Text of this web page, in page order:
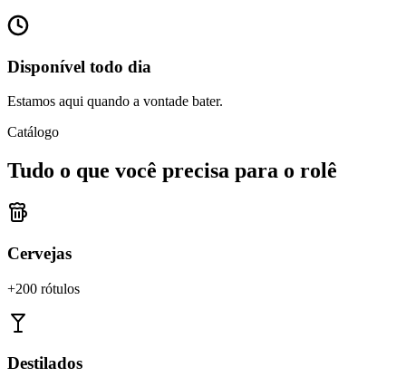
Disponível todo dia
Estamos aqui quando a vontade bater.
Catálogo
Tudo o que você precisa para o rolê
Cervejas
+200 rótulos
Destilados